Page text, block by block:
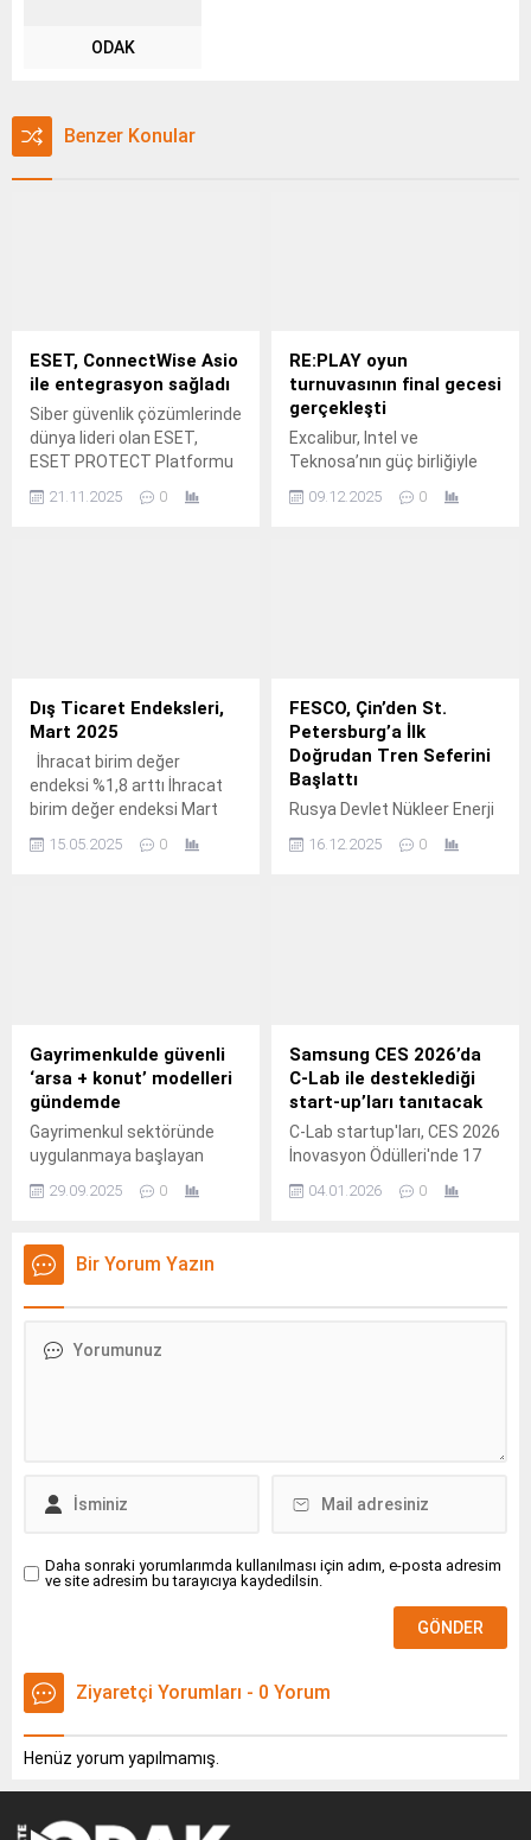
ODAK
Benzer Konular
ESET, ConnectWise Asio
ile entegrasyon sağladı
Siber güvenlik çözümlerinde
dünya lideri olan ESET,
ESET PROTECT Platformu
izleme ve yönetim (RMM)
21.11.2025 0
RE:PLAY oyun
turnuvasının final gecesi
gerçekleşti
Excalibur, Intel ve
Teknosa’nın güç birliğiyle
oyun ve teknoloji
09.12.2025 0
Dış Ticaret Endeksleri,
Mart 2025
İhracat birim değer
endeksi %1,8 arttı İhracat
birim değer endeksi Mart
ayına göre %1,8 arttı.
15.05.2025 0
FESCO, Çin’den St.
Petersburg’a İlk
Doğrudan Tren Seferini
Başlattı
Rusya Devlet Nükleer Enerji
iştiraki FESCO Taşımacılık
16.12.2025 0
Gayrimenkulde güvenli
‘arsa + konut’ modelleri
gündemde
Gayrimenkul sektöründe
uygulanmaya başlayan
‘arsa + konut’ modellerini
daha güvenli ve şeffaf bir
taşıyan Folkart, villa imarlı
arsaların satışına İzmir Dikili
29.09.2025 0
Samsung CES 2026’da
C-Lab ile desteklediği
start-up’ları tanıtacak
C-Lab startup'ları, CES 2026
İnovasyon Ödülleri'nde 17
ödül kazandı.
04.01.2026 0
Bir Yorum Yazın
Daha sonraki yorumlarımda kullanılması için adım, e-posta adresim
ve site adresim bu tarayıcıya kaydedilsin.
Ziyaretçi Yorumları - 0 Yorum
Henüz yorum yapılmamış.